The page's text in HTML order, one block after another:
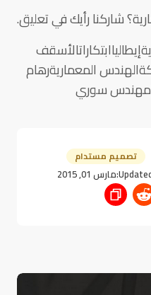
شاركنا رأيك في تعليق.
المعماريةرهام
سوري
تصميم مستدام
مارس 01, 2015